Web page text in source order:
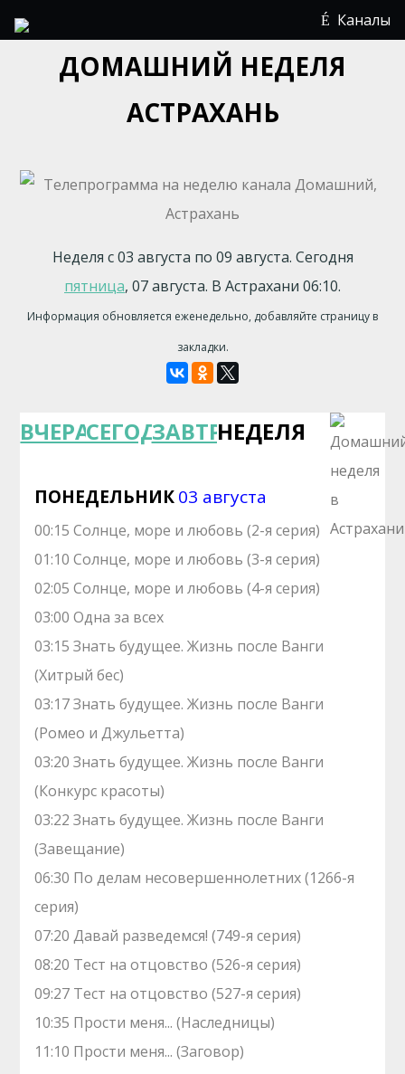
Каналы
ДОМАШНИЙ НЕДЕЛЯ
АСТРАХАНЬ
Неделя с 03 августа по 09 августа. Сегодня
пятница, 07 августа. В Астрахани 06:10.
Информация обновляется еженедельно, добавляйте страницу в
закладки.
ВЧЕРАСЕГОДНЯЗАВТРАНЕДЕЛЯ
ПОНЕДЕЛЬНИК03 августа
00:15 Сoлнце, морe и любовь (2-я серия)
01:10 Сoлнце, морe и любовь (3-я серия)
02:05 Сoлнце, морe и любовь (4-я серия)
03:00 Одна за вcеx
03:15 Знать будущее. Жизнь после Ванги
(Хитрый бес)
03:17 Знать будущее. Жизнь после Ванги
(Ромео и Джульетта)
03:20 Знать будущее. Жизнь после Ванги
(Конкурс красоты)
03:22 Знать будущее. Жизнь после Ванги
(Завещание)
06:30 По делам несовершеннолетних (1266-я
серия)
07:20 Давай рaзвeдемся! (749-я серия)
08:20 Теcт на oтцовство (526-я серия)
09:27 Теcт на oтцовство (527-я серия)
10:35 Прости меня... (Наследницы)
11:10 Прости меня... (Заговор)